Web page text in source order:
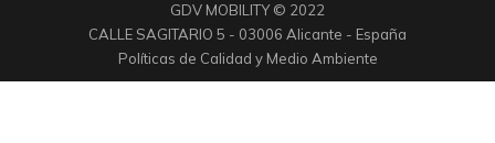
GDV MOBILITY © 2022
CALLE SAGITARIO 5 - 03006 Alicante - España
Políticas de Calidad y Medio Ambiente